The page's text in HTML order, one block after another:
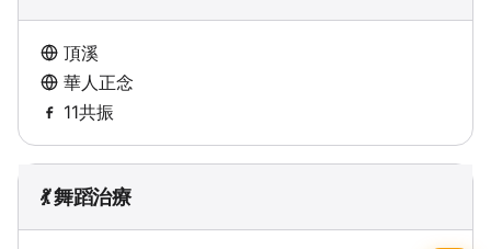
頂溪
華人正念
11共振
💃 舞蹈治療